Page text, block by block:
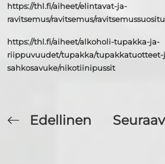
https://thl.fi/aiheet/elintavat-ja-
ravitsemus/ravitsemus/
https://thl.fi/aiheet/alkoholi-tupakka-ja-
riippuvuudet/tupakka/tupakkatuotteet-
sahkosavuke/nikotiinipussit
Edellinen